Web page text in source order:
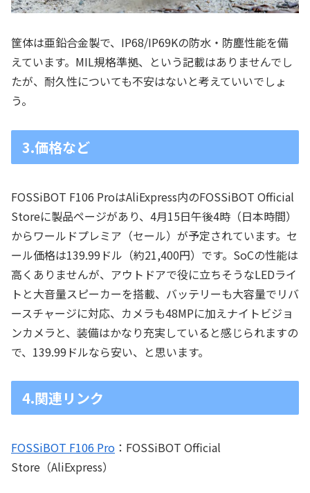
筐体は亜鉛合金製で、IP68/IP69Kの防水・防塵性能を備
えています。MIL規格準拠、という記載はありませんでし
たが、耐久性についても不安はないと考えていいでしょ
う。
3.価格など
FOSSiBOT F106 ProはAliExpress内のFOSSiBOT Official
Storeに製品ページがあり、4月15日午後4時（日本時間）
からワールドプレミア（セール）が予定されています。セ
ール価格は139.99ドル（約21,400円）です。SoCの性能は
高くありませんが、アウトドアで役に立ちそうなLEDライ
トと大音量スピーカーを搭載、バッテリーも大容量でリバ
ースチャージに対応、カメラも48MPに加えナイトビジョ
ンカメラと、装備はかなり充実していると感じられますの
で、139.99ドルなら安い、と思います。
4.関連リンク
FOSSiBOT F106 Pro ：FOSSiBOT Official
Store（AliExpress）